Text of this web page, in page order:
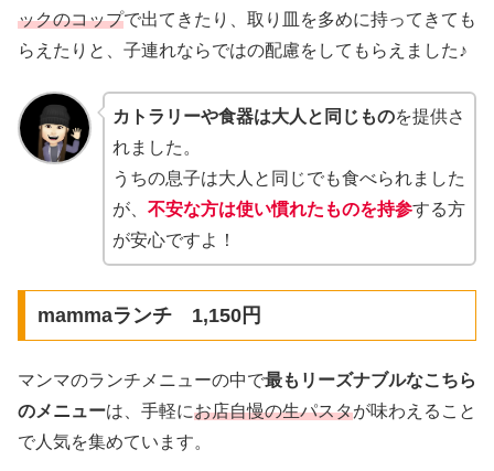
ックのコップで出てきたり、取り皿を多めに持ってきても
らえたりと、子連れならではの配慮をしてもらえました♪
カトラリーや食器は大人と同じものを提供さ
れました。
うちの息子は大人と同じでも食べられました
が、 不安な方は使い慣れたものを持参する方
が安心ですよ！
mammaランチ 1,150円
マンマのランチメニューの中で最もリーズナブルなこちら
のメニューは、手軽にお店自慢の生パスタが味わえること
で人気を集めています。